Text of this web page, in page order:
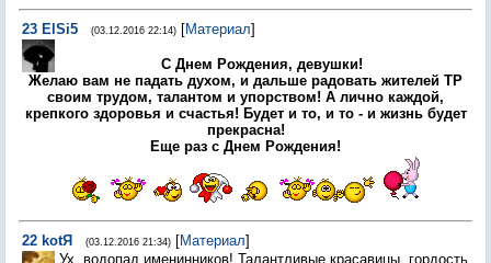
23 ElSi5 (03.12.2016 22:14) [Материал]
С Днем Рождения, девушки!
Желаю вам не падать духом, и дальше радовать жителей ТР
своим трудом, талантом и упорством! А лично каждой,
крепкого здоровья и счастья! Будет и то, и то - и жизнь будет
прекрасна!
Еще раз с Днем Рождения!
22 kotЯ (03.12.2016 21:34) [Материал]
Ух, водопад именинников! Талантливые красавицы, гордость